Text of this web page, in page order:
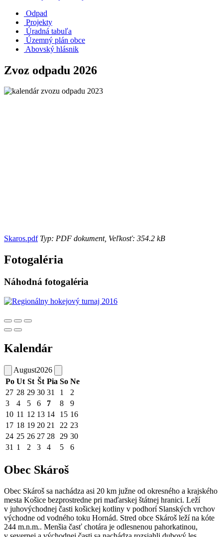
Odpad
Projekty
Úradná tabuľa
Územný plán obce
Abovský hlásnik
Zvoz odpadu 2026
Skaros.pdfTyp: PDF dokument, Veľkosť: 354.2 kB
Fotogaléria
Náhodná fotogaléria
Kalendár
August2026
Po Ut St Št Pia So Ne
27 28 29 30 31 1
2
3
4 5 6 7 8
9
10 11 12 13 14 15 16
17 18 19 20 21 22 23
24 25 26 27 28 29 30
31 1 2 3 4 5 6
Obec Skároš
Obec Skároš sa nachádza asi 20 km južne od okresného a krajského
mesta Košice bezprostredne pri maďarskej štátnej hranici. Leží
v juhovýchodnej časti košickej kotliny v podhorí Slanských vrchov
východne od vodného toku Hornád. Stred obce Skároš leží na kóte
244 m.n.m.. Menšia časť chotára je odlesnenou pahorkatinou,